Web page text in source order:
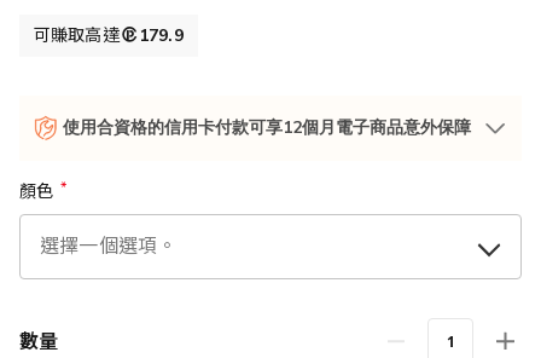
可賺取高達 179.9
使用合資格的信用卡付款可享12個月電子商品意外保障
顏色
數量